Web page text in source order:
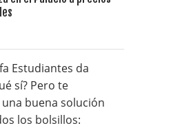
Estudiantes da
sí? Pero te
buena solución
los bolsillos: